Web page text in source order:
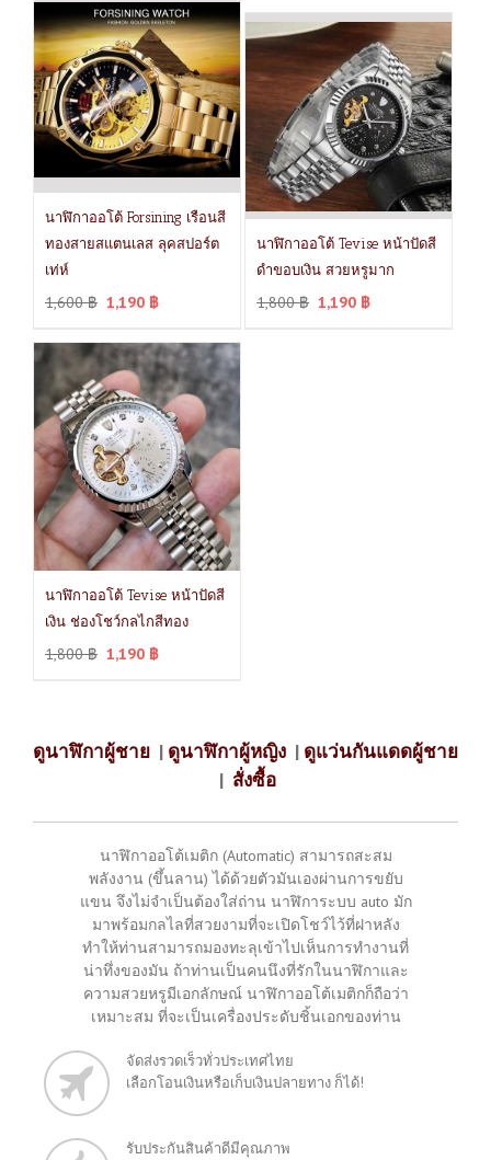
นาฬิกาออโต้ Forsining เรือนสี
ทองสายสแตนเลส ลุคสปอร์ต
เท่ห์
1,600฿ 1,190 ฿
นาฬิกาออโต้ Tevise หน้าปัดสี
ดำขอบเงิน สวยหรูมาก
1,800฿ 1,190 ฿
นาฬิกาออโต้ Tevise หน้าปัดสี
เงิน ช่องโชว์กลไกสีทอง
1,800฿ 1,190 ฿
ดูนาฬิกาผู้ชาย | ดูนาฬิกาผู้หญิง | ดูแว่นกันแดดผู้ชาย
| สั่งซื้อ
นาฬิกาออโต้เมติก (Automatic) สามารถสะสม
พลังงาน (ขึ้นลาน) ได้ด้วยตัวมันเองผ่านการขยับ
แขน จึงไม่จำเป็นต้องใส่ถ่าน นาฬิการะบบ auto มัก
มาพร้อมกลไลที่สวยงามที่จะเปิดโชว์ไว้ที่ฝาหลัง
ทำให้ท่านสามารถมองทะลุเข้าไปเห็นการทำงานที่
น่าทึ่งของมัน ถ้าท่านเป็นคนนึงที่รักในนาฬิกาและ
ความสวยหรูมีเอกลักษณ์ นาฬิกาออโต้เมติกก็ถือว่า
เหมาะสม ที่จะเป็นเครื่องประดับชิ้นเอกของท่าน
จัดส่งรวดเร็วทั่วประเทศไทย
เลือกโอนเงินหรือเก็บเงินปลายทาง ก็ได้!
รับประกันสินค้าดีมีคุณภาพ